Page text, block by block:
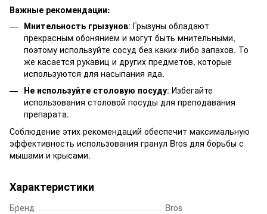
Важные рекомендации:
Мнительность грызунов: Грызуны обладают
прекрасным обонянием и могут быть мнительными,
поэтому используйте сосуд без каких-либо запахов. То
же касается рукавиц и других предметов, которые
используются для насыпания яда.
Не используйте столовую посуду: Избегайте
использования столовой посуды для преподавания
препарата.
Соблюдение этих рекомендаций обеспечит максимальную
эффективность использования гранул Bros для борьбы с
мышами и крысами.
Характеристики
Бренд
Bros